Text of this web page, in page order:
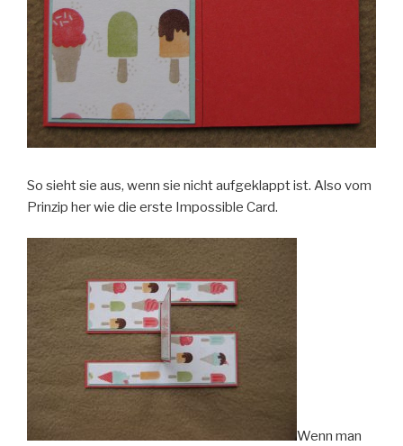
So sieht sie aus, wenn sie nicht aufgeklappt ist. Also vom
Prinzip her wie die erste Impossible Card.
Wenn man